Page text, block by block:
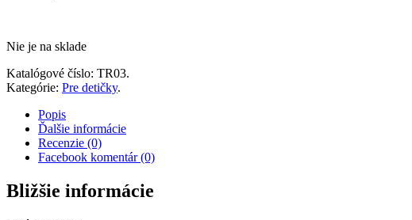
Nie je na sklade
Katalógové číslo: TR03.
Kategórie: Pre detičky.
Popis
Ďalšie informácie
Recenzie (0)
Facebook komentár (0)
Bližšie informácie